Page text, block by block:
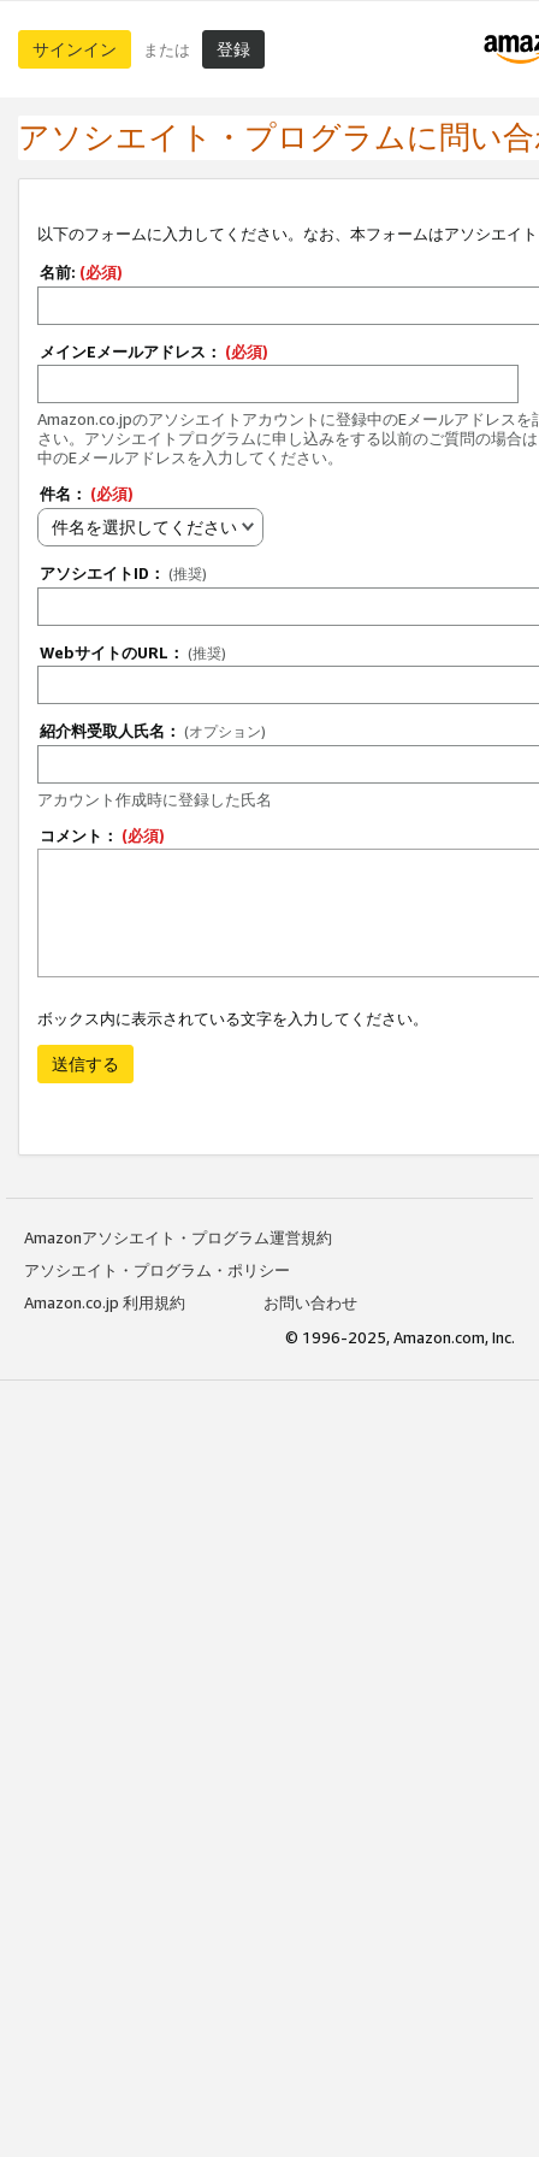
サインイン または 登録
アソシエイト・プログラムに問い
以下のフォームに入力してください。なお、本フォームはアソシエイ
名前: (必須)
メインEメールアドレス： (必須)
Amazon.co.jpのアソシエイトアカウントに登録中のEメールアドレスを
さい。アソシエイトプログラムに申し込みをする以前のご質問の場合
中のEメールアドレスを入力してください。
件名： (必須)
件名を選択してください
アソシエイトID： (推奨)
WebサイトのURL： (推奨)
紹介料受取人氏名： (オプション)
アカウント作成時に登録した氏名
コメント： (必須)
ボックス内に表示されている文字を入力してください。
送信する
Amazonアソシエイト・プログラム運営規約
アソシエイト・プログラム・ポリシー
Amazon.co.jp 利用規約
お問い合わせ
© 1996-2025, Amazon.com, Inc.